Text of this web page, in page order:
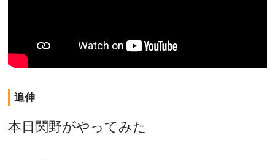
追伸
本日関野がやってみた